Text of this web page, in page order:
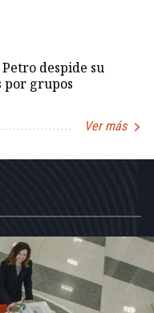
despide su
por grupos
Ver más